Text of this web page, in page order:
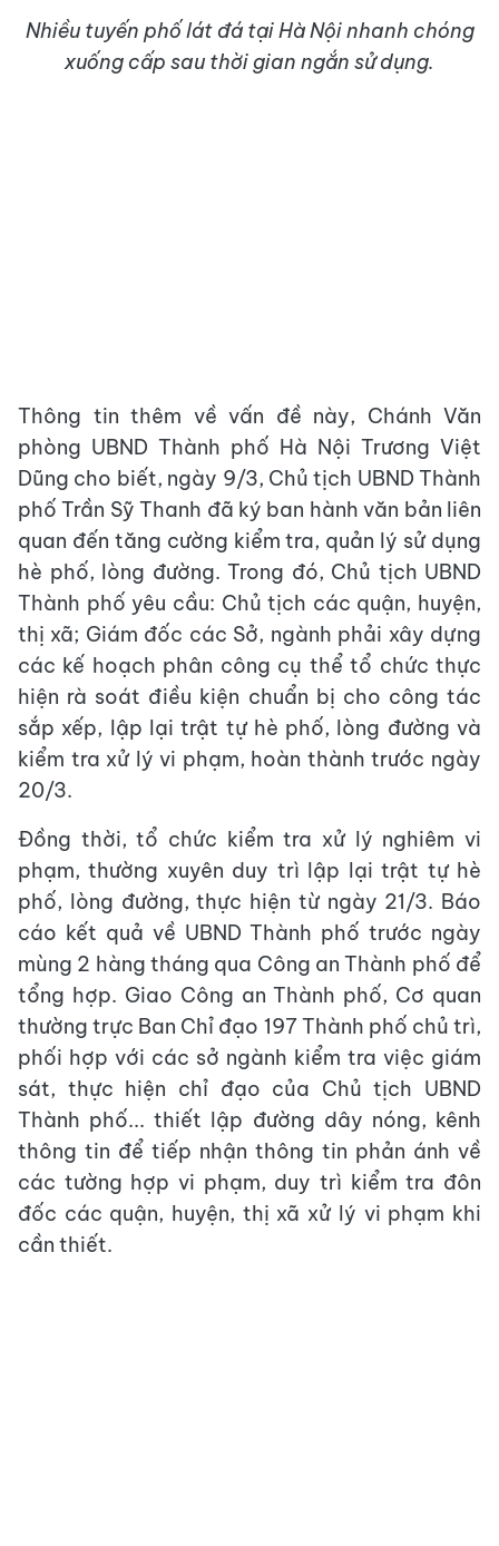
Nhiều tuyến phố lát đá tại Hà Nội nhanh chóng
xuống cấp sau thời gian ngắn sử dụng.
Thông tin thêm về vấn đề này, Chánh Văn
phòng UBND Thành phố Hà Nội Trương Việt
Dũng cho biết, ngày 9/3, Chủ tịch UBND Thành
phố Trần Sỹ Thanh đã ký ban hành văn bản liên
quan đến tăng cường kiểm tra, quản lý sử dụng
hè phố, lòng đường. Trong đó, Chủ tịch UBND
Thành phố yêu cầu: Chủ tịch các quận, huyện,
thị xã; Giám đốc các Sở, ngành phải xây dựng
các kế hoạch phân công cụ thể tổ chức thực
hiện rà soát điều kiện chuẩn bị cho công tác
sắp xếp, lập lại trật tự hè phố, lòng đường và
kiểm tra xử lý vi phạm, hoàn thành trước ngày
20/3.
Đồng thời, tổ chức kiểm tra xử lý nghiêm vi
phạm, thường xuyên duy trì lập lại trật tự hè
phố, lòng đường, thực hiện từ ngày 21/3. Báo
cáo kết quả về UBND Thành phố trước ngày
mùng 2 hàng tháng qua Công an Thành phố để
tổng hợp. Giao Công an Thành phố, Cơ quan
thường trực Ban Chỉ đạo 197 Thành phố chủ trì,
phối hợp với các sở ngành kiểm tra việc giám
sát, thực hiện chỉ đạo của Chủ tịch UBND
Thành phố... thiết lập đường dây nóng, kênh
thông tin để tiếp nhận thông tin phản ánh về
các tường hợp vi phạm, duy trì kiểm tra đôn
đốc các quận, huyện, thị xã xử lý vi phạm khi
cần thiết.